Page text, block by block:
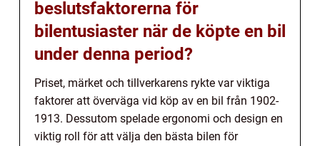
beslutsfaktorerna för
bilentusiaster när de köpte en bil
under denna period?
Priset, märket och tillverkarens rykte var viktiga
faktorer att överväga vid köp av en bil från 1902-
1913. Dessutom spelade ergonomi och design en
viktig roll för att välja den bästa bilen för